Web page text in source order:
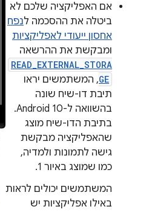
אם האפליקציה שלכם לא
ביטלה את ההסכמה לנפח
אחסון ייעודי לאפליקציות
ומבקשת את ההרשאה
READ_EXTERNAL_STORA
GE, המשתמשים יראו
תיבת דו-שיח שונה
בהשוואה ל-Android 10.
בתיבת הדו-שיח מוצג
שהאפליקציה מבקשת
גישה לתמונות ולמדיה,
כמו שמוצג באיור 1.
המשתמשים יכולים לראות
באילו אפליקציות יש